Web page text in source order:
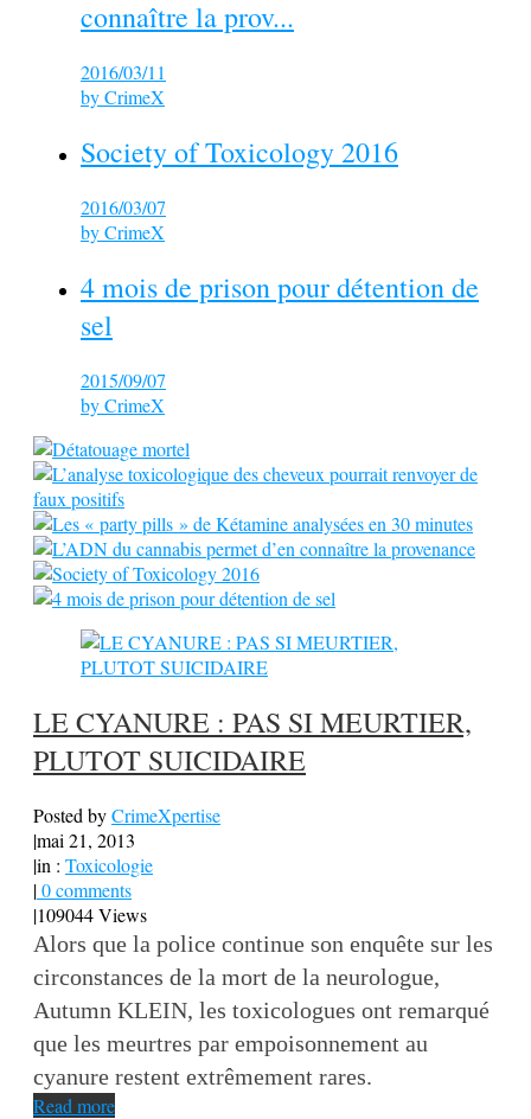
connaître la prov...
2016/03/11
byCrimeX
Society of Toxicology 2016
2016/03/07
byCrimeX
4 mois de prison pour détention de
sel
2015/09/07
byCrimeX
LE CYANURE : PAS SI MEURTIER,
PLUTOT SUICIDAIRE
Posted byCrimeXpertise
|mai 21, 2013
|in : Toxicologie
|0 comments
|109044 Views
Alors que la police continue son enquête sur les
circonstances de la mort de la neurologue,
Autumn KLEIN, les toxicologues ont remarqué
que les meurtres par empoisonnement au
cyanure restent extrêmement rares.
Read more